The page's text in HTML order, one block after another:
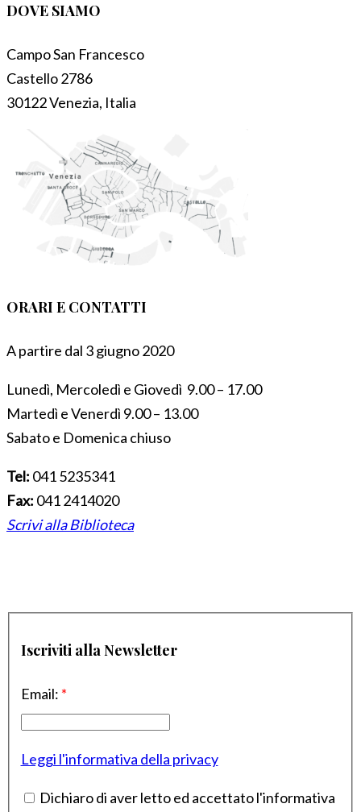
DOVE SIAMO
Campo San Francesco
Castello 2786
30122 Venezia, Italia
ORARI E CONTATTI
A partire dal 3 giugno 2020
Lunedì, Mercoledì e Giovedì 9.00 – 17.00
Martedì e Venerdì 9.00 – 13.00
Sabato e Domenica chiuso
Tel: 041 5235341
Fax: 041 2414020
Scrivi alla Biblioteca
Iscriviti alla Newsletter
Email: *
Leggi l'informativa della privacy
Dichiaro di aver letto ed accettato l'informativa